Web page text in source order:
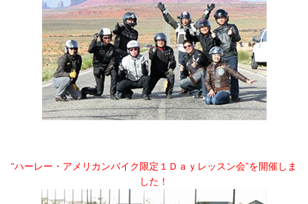
“ハーレー・アメリカンバイク限定１Ｄａｙレッスン会”を開催しま
した！